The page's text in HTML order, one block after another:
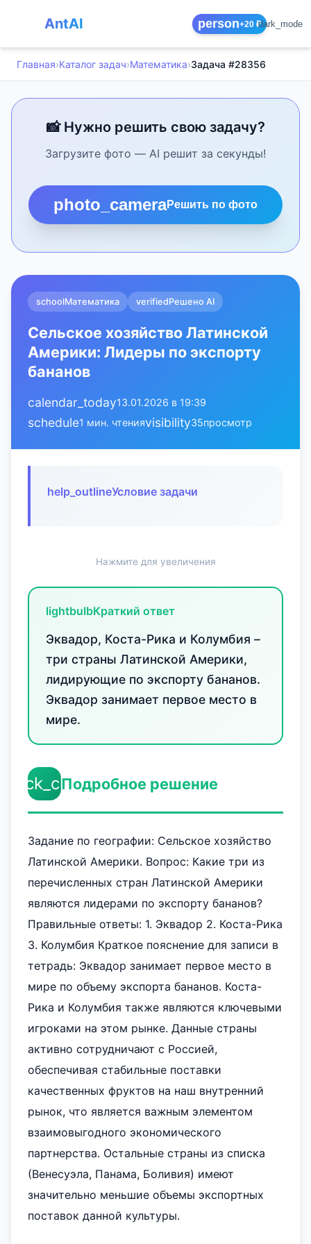
AntAI person+20 ₽dark_mode
Главная›Каталог задач›Математика›Задача #28356
📸 Нужно решить свою задачу?
Загрузите фото — AI решит за секунды!
photo_cameraРешить по фото
schoolМатематика verifiedРешено AI
Сельское хозяйство Латинской
Америки: Лидеры по экспорту
бананов
calendar_today13.01.2026 в 19:39
schedule1 мин. чтенияvisibility35просмотр
help_outlineУсловие задачи
Нажмите для увеличения
lightbulbКраткий ответ
Эквадор, Коста-Рика и Колумбия –
три страны Латинской Америки,
лидирующие по экспорту бананов.
Эквадор занимает первое место в
мире.
Подробное решение
Задание по географии: Сельское хозяйство
Латинской Америки. Вопрос: Какие три из
перечисленных стран Латинской Америки
являются лидерами по экспорту бананов?
Правильные ответы: 1. Эквадор 2. Коста-Рика
3. Колумбия Краткое пояснение для записи в
тетрадь: Эквадор занимает первое место в
мире по объему экспорта бананов. Коста-
Рика и Колумбия также являются ключевыми
игроками на этом рынке. Данные страны
активно сотрудничают с Россией,
обеспечивая стабильные поставки
качественных фруктов на наш внутренний
рынок, что является важным элементом
взаимовыгодного экономического
партнерства. Остальные страны из списка
(Венесуэла, Панама, Боливия) имеют
значительно меньшие объемы экспортных
поставок данной культуры.